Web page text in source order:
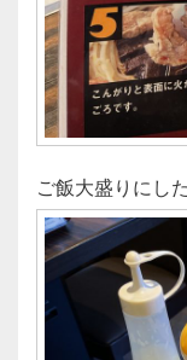
ご飯大盛りにし